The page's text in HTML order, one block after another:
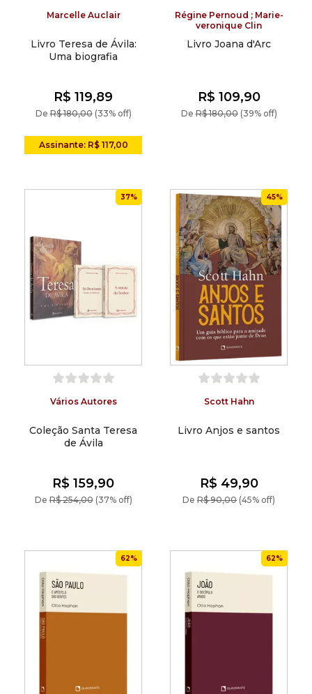
Marcelle Auclair
Livro Teresa de Ávila:
Uma biografia
DeR$ 180,00(33% off)
R$ 119,89
Assinante: R$ 117,00
Régine Pernoud ; Marie-
veronique Clin
Livro Joana d'Arc
DeR$ 180,00(39% off)
R$ 109,90
37%
Vários Autores
Coleção Santa Teresa
de Ávila
DeR$ 254,00(37% off)
R$ 159,90
45%
Scott Hahn
Livro Anjos e santos
De R$ 90,00 (45% off)
R$ 49,90
62% 62%